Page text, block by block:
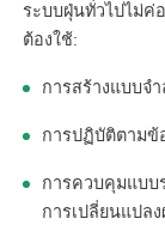
ระบบฝุ่นทั่วไปไม่ค่
ต้องใช้:
การสร้างแบบจ
การปฏิบัติตามข้
การควบคุมแบบ
การเปลี่ยนแปล